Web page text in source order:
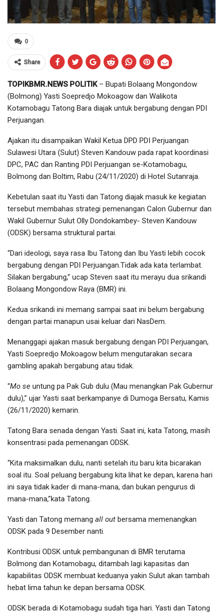
0
Share
TOPIKBMR.NEWS POLITIK– Bupati Bolaang Mongondow
(Bolmong) Yasti Soepredjo Mokoagow dan Walikota
Kotamobagu Tatong Bara diajak untuk bergabung dengan PDI
Perjuangan.
Ajakan itu disampaikan Wakil Ketua DPD PDI Perjuangan
Sulawesi Utara (Sulut) Steven Kandouw pada rapat koordinasi
DPC, PAC dan Ranting PDI Perjuangan se-Kotamobagu,
Bolmong dan Boltim, Rabu (24/11/2020) di Hotel Sutanraja.
Kebetulan saat itu Yasti dan Tatong diajak masuk ke kegiatan
tersebut membahas strategi pemenangan Calon Gubernur dan
Wakil Gubernur Sulut Olly Dondokambey- Steven Kandouw
(ODSK) bersama struktural partai.
“Dari ideologi, saya rasa Ibu Tatong dan Ibu Yasti lebih cocok
bergabung dengan PDI Perjuangan.Tidak ada kata terlambat.
Silakan bergabung,” ucap Steven saat itu merayu dua srikandi
Bolaang Mongondow Raya (BMR) ini.
Kedua srikandi ini memang sampai saat ini belum bergabung
dengan partai manapun usai keluar dari NasDem.
Menanggapi ajakan masuk bergabung dengan PDI Perjuangan,
Yasti Soepredjo Mokoagow belum mengutarakan secara
gambling apakah bergabung atau tidak.
“Mo se untung pa Pak Gub dulu (Mau menangkan Pak Gubernur
dulu),” ujar Yasti saat berkampanye di Dumoga Bersatu, Kamis
(26/11/2020) kemarin.
Tatong Bara senada dengan Yasti. Saat ini, kata Tatong, masih
konsentrasi pada pemenangan ODSK.
“Kita maksimalkan dulu, nanti setelah itu baru kita bicarakan
soal itu. Soal peluang bergabung kita lihat ke depan, karena hari
ini saya tidak kader di mana-mana, dan bukan pengurus di
mana-mana,”kata Tatong.
Yasti dan Tatong memang all out bersama memenangkan
ODSK pada 9 Desember nanti.
Kontribusi ODSK untuk pembangunan di BMR terutama
Bolmong dan Kotamobagu, ditambah lagi kapasitas dan
kapabilitas ODSK membuat keduanya yakin Sulut akan tambah
hebat lima tahun ke depan bersama ODSK.
ODSK berada di Kotamobagu sudah tiga hari. Yasti dan Tatong